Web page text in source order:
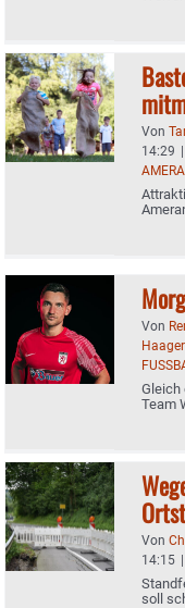
Von
14:29 |
Von
Gleich
Team
Von
14:15 |
soll